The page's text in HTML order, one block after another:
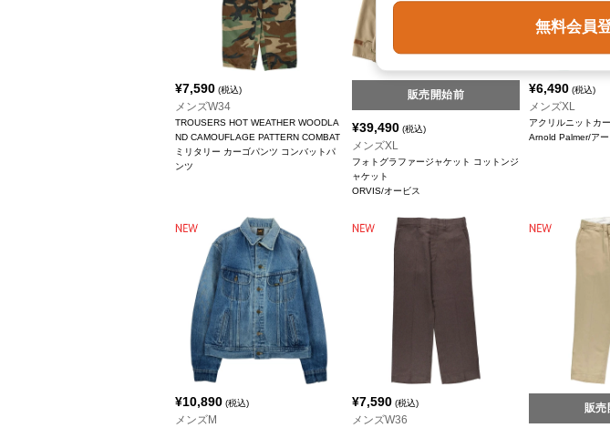
¥7,590 (税込)
メンズW34
TROUSERS HOT WEATHER WOODLA
ND CAMOUFLAGE PATTERN COMBAT
ミリタリー カーゴパンツ コンバットパ
ンツ
販売開始前
¥39,490 (税込)
メンズXL
フォトグラファージャケット コットンジ
ャケット
ORVIS/オービス
¥6,490 (税込)
メンズXL
アクリルニットカ
Arnold Palmer/ア
¥10,890 (税込)
メンズM
¥7,590 (税込)
メンズW36
販売
無料会員